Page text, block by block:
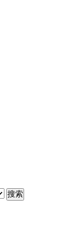
搜索